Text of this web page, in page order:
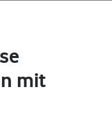
mit